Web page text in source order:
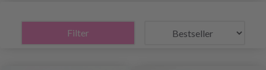
Filter